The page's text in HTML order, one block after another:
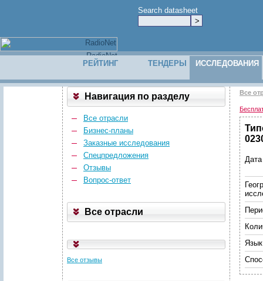
Search datasheet
РЕЙТИНГ ТЕНДЕРЫ ИССЛЕДОВАНИЯ
Навигация по разделу
Все отрасли
Бизнес-планы
Заказные исследования
Спецпредложения
Отзывы
Вопрос-ответ
Все отрасли
Все отзывы
Все